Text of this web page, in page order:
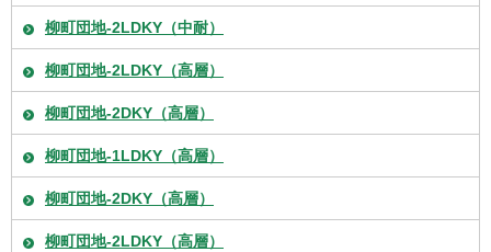
柳町団地-2LDKY（中耐）
柳町団地-2LDKY（高層）
柳町団地-2DKY（高層）
柳町団地-1LDKY（高層）
柳町団地-2DKY（高層）
柳町団地-2LDKY（高層）